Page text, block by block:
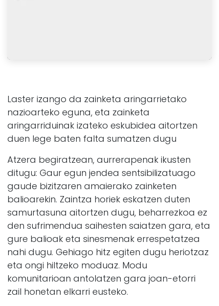
Laster izango da zainketa aringarrietako
nazioarteko eguna, eta zainketa
aringarriduinak izateko eskubidea aitortzen
duen lege baten falta sumatzen dugu
Atzera begiratzean, aurrerapenak ikusten
ditugu: Gaur egun jendea sentsibilizatuago
gaude bizitzaren amaierako zainketen
balioarekin. Zaintza horiek eskatzen duten
samurtasuna aitortzen dugu, beharrezkoa ez
den sufrimendua saihesten saiatzen gara, eta
gure balioak eta sinesmenak errespetatzea
nahi dugu. Gehiago hitz egiten dugu heriotzaz
eta ongi hiltzeko moduaz. Modu
komunitarioan antolatzen gara joan-etorri
zail honetan elkarri eusteko.